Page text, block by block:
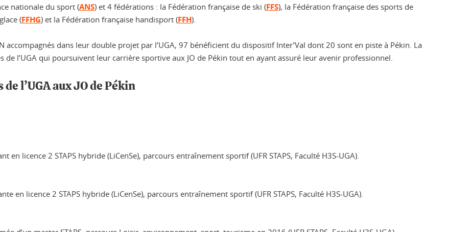
nationale du sport (ANS) et 4 fédérations : la Fédération française de ski (FFS), la Fédération française des sports de
(FFHG) et la Fédération française handisport (FFH).
accompagnés dans leur double projet par l’UGA, 97 bénéficient du dispositif Inter’Val dont 20 sont en piste à Pékin. La
l’UGA qui poursuivent leur carrière sportive aux JO de Pékin tout en ayant assuré leur avenir professionnel.
l’UGA aux JO de Pékin
en licence 2 STAPS hybride (LiCenSe), parcours entraînement sportif (UFR STAPS, Faculté H3S-UGA).
en licence 2 STAPS hybride (LiCenSe), parcours entraînement sportif (UFR STAPS, Faculté H3S-UGA).